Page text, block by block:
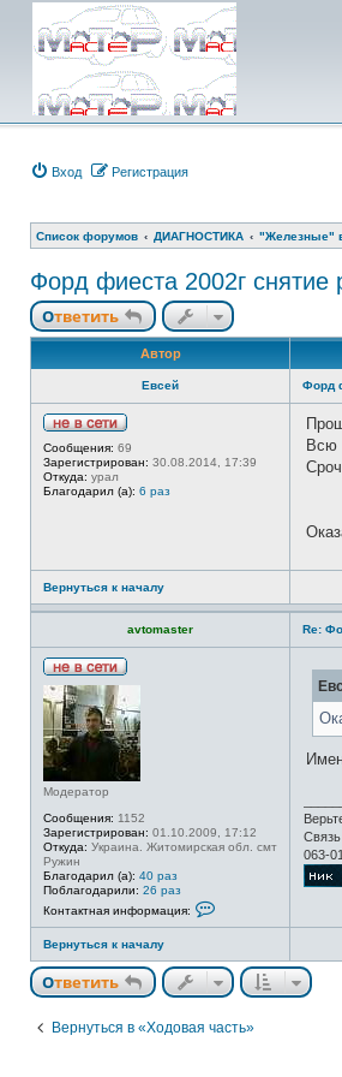
Вход Регистрация
Список форумов ДИАГНОСТИКА "Железные"
Форд фиеста 2002г снятие
Ответить
Автор
Евсей
е
в
е
Сообщения: 69
Зарегистрирован: 30.08.2014, 17:39
Откуда: урал
Благодарил (а): 6 раз
Форд
Всю
Вернуться к началу
avtomaster
Н
в
с
е
т
и
Модератор
Сообщения: 1152
Зарегистрирован: 01.10.2009, 17:12
Откуда: Украина. Житомирская обл. смт
Ружин
Благодарил (а): 40 раз
Поблагодарили: 26 раз
Контактная информация:
н
а
т
я
Re:
063-
Вернуться к началу
Ответить
Вернуться в «Ходовая часть»